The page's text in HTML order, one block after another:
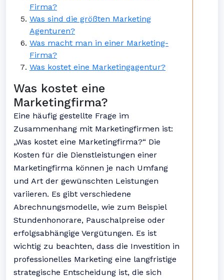
Firma?
Was sind die größten Marketing
Agenturen?
Was macht man in einer Marketing-
Firma?
Was kostet eine Marketingagentur?
Was kostet eine
Marketingfirma?
Eine häufig gestellte Frage im
Zusammenhang mit Marketingfirmen ist:
„Was kostet eine Marketingfirma?“ Die
Kosten für die Dienstleistungen einer
Marketingfirma können je nach Umfang
und Art der gewünschten Leistungen
variieren. Es gibt verschiedene
Abrechnungsmodelle, wie zum Beispiel
Stundenhonorare, Pauschalpreise oder
erfolgsabhängige Vergütungen. Es ist
wichtig zu beachten, dass die Investition in
professionelles Marketing eine langfristige
strategische Entscheidung ist, die sich